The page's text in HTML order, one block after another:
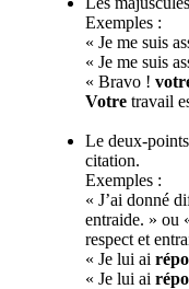
Exemples :
« Je me suis
« Je me suis
« Bravo !
Votre travail
Le deux-
citation.
Exemples :
« J’ai donné
entraide. » ou
respect et
« Je lui ai
« Je lui ai